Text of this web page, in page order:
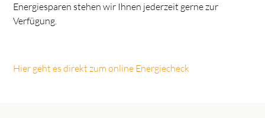
Energiesparen stehen wir Ihnen jederzeit gerne zur
Verfügung.
Hier geht es direkt zum online Energiecheck